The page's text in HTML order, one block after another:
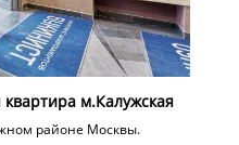
м.Калужская
районе Москвы.